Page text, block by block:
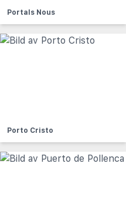
Portals Nous
Porto Cristo